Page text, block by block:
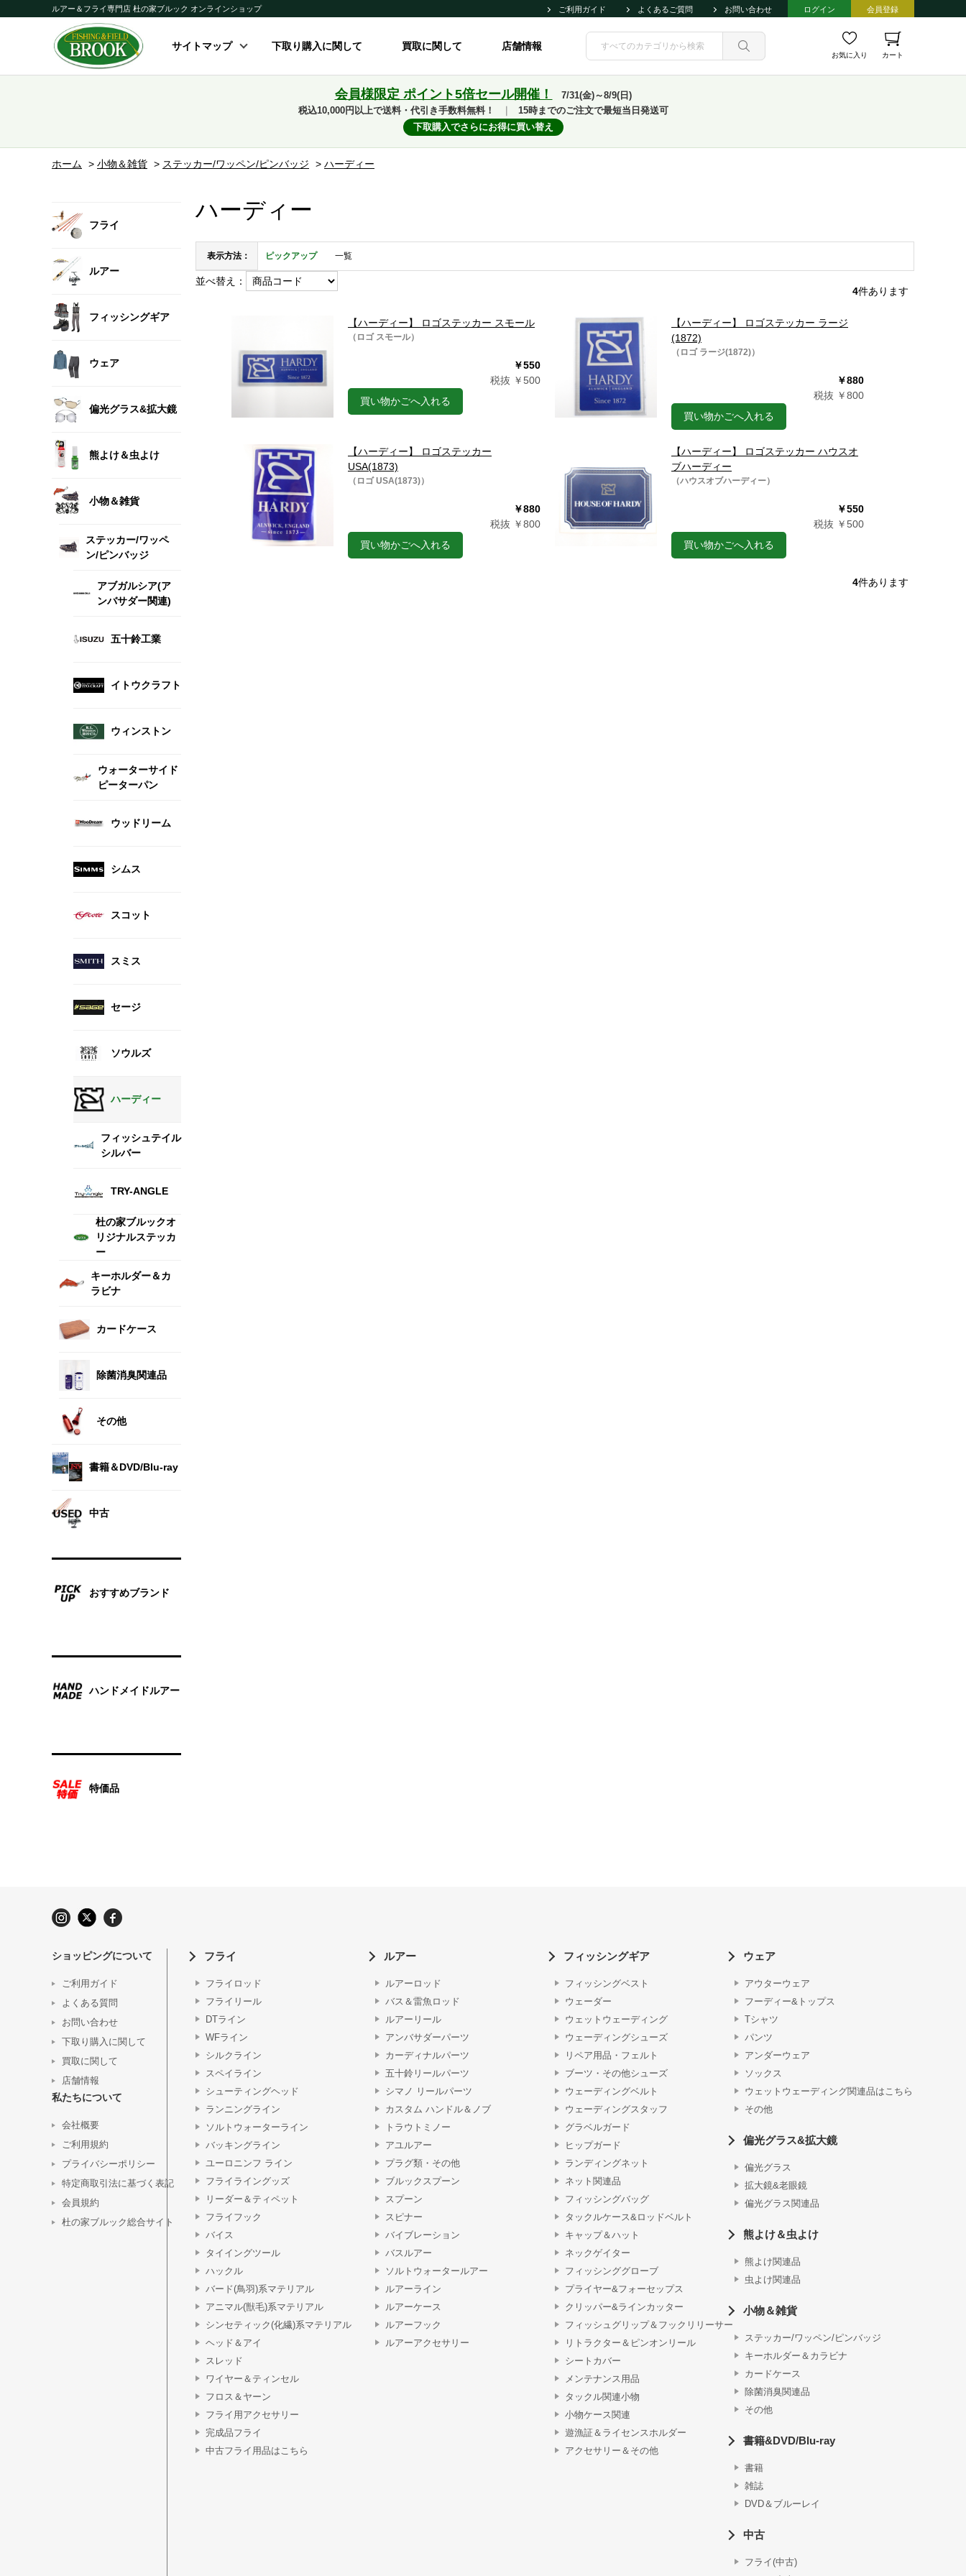
ルアー＆フライ専門店 杜の家ブルック オンラインショップ ご利用ガイド よくあるご質問 お問い合わせ ログイン 会員登録
サイトマップ 下取り購入に関して 買取に関して 店舗情報
お気に入り カート
会員様限定 ポイント5倍セール開催！
7/31(金)～8/9(日)
税込10,000円以上で送料・代引き手数料無料！
15時までのご注文で最短当日発送可
下取購入でさらにお得に買い替え
ホーム > 小物＆雑貨 > ステッカー/ワッペン/ピンバッジ > ハーディー
フライ
ルアー
フィッシングギア
ウェア
偏光グラス&拡大鏡
熊よけ＆虫よけ
小物＆雑貨
ステッカー/ワッペ
ン/ピンバッジ
アブガルシア(ア
ンバサダー関連)
五十鈴工業
イトウクラフト
ウィンストン
ウォーターサイド
ピーターパン
ウッドリーム
シムス
スコット
スミス
セージ
ソウルズ
ハーディー
フィッシュテイル
シルバー
TRY-ANGLE
杜の家ブルックオ
リジナルステッカ
ー
キーホルダー＆カ
ラビナ
カードケース
除菌消臭関連品
その他
書籍＆DVD/Blu-ray
中古
おすすめブランド
ハンドメイドルアー
特価品
ハーディー
表示方法： ピックアップ 一覧
並べ替え：
4件あります
【ハーディー】 ロゴステッカー スモール
（ロゴ スモール）
￥550
税抜 ￥500
買い物かごへ入れる
【ハーディー】 ロゴステッカー ラージ
(1872)
（ロゴ ラージ(1872)）
￥880
税抜 ￥800
買い物かごへ入れる
【ハーディー】 ロゴステッカー
USA(1873)
（ロゴ USA(1873)）
￥880
税抜 ￥800
買い物かごへ入れる
【ハーディー】 ロゴステッカー ハウスオ
ブハーディー
（ハウスオブハーディー）
￥550
税抜 ￥500
買い物かごへ入れる
4件あります
ショッピングについて
ご利用ガイド
よくある質問
お問い合わせ
下取り購入に関して
買取に関して
店舗情報
私たちについて
会社概要
ご利用規約
プライバシーポリシー
特定商取引法に基づく表記
会員規約
杜の家ブルック総合サイト
フライ
フライロッド
フライリール
DTライン
WFライン
シルクライン
スペイライン
シューティングヘッド
ランニングライン
ソルトウォーターライン
バッキングライン
ユーロニンフ ライン
フライライングッズ
リーダー＆ティペット
フライフック
バイス
タイイングツール
ハックル
バード(鳥羽)系マテリアル
アニマル(獣毛)系マテリアル
シンセティック(化繊)系マテリアル
ヘッド＆アイ
スレッド
ワイヤー＆ティンセル
フロス＆ヤーン
フライ用アクセサリー
完成品フライ
中古フライ用品はこちら
ルアー
ルアーロッド
バス＆雷魚ロッド
ルアーリール
アンバサダーパーツ
カーディナルパーツ
五十鈴リールパーツ
シマノ リールパーツ
カスタム ハンドル＆ノブ
トラウトミノー
アユルアー
プラグ類・その他
ブルックスプーン
スプーン
スピナー
バイブレーション
バスルアー
ソルトウォータールアー
ルアーライン
ルアーケース
ルアーフック
ルアーアクセサリー
フィッシングギア
フィッシングベスト
ウェーダー
ウェットウェーディング
ウェーディングシューズ
リペア用品・フェルト
ブーツ・その他シューズ
ウェーディングベルト
ウェーディングスタッフ
グラベルガード
ヒップガード
ランディングネット
ネット関連品
フィッシングバッグ
タックルケース&ロッドベルト
キャップ＆ハット
ネックゲイター
フィッシンググローブ
プライヤー&フォーセップス
クリッパー&ラインカッター
フィッシュグリップ＆フックリリーサー
リトラクター＆ピンオンリール
シートカバー
メンテナンス用品
タックル関連小物
小物ケース関連
遊漁証＆ライセンスホルダー
アクセサリー＆その他
ウェア
アウターウェア
フーディー&トップス
Tシャツ
パンツ
アンダーウェア
ソックス
ウェットウェーディング関連品はこちら
その他
偏光グラス&拡大鏡
偏光グラス
拡大鏡&老眼鏡
偏光グラス関連品
熊よけ＆虫よけ
熊よけ関連品
虫よけ関連品
小物＆雑貨
ステッカー/ワッペン/ピンバッジ
キーホルダー＆カラビナ
カードケース
除菌消臭関連品
その他
書籍&DVD/Blu-ray
書籍
雑誌
DVD＆ブルーレイ
中古
フライ(中古)